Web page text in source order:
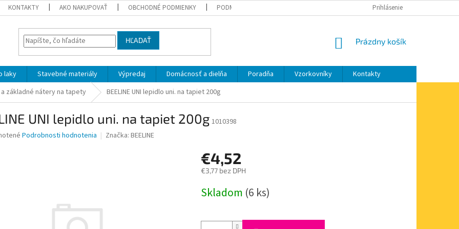
KONTAKTY AKO NAKUPOVAŤ OBCHODNÉ PODMIENKY PODMIENKY OCHRANY OSOBNÝCH ÚDAJOV MOJA OBJEDNÁVKA
Prihlásenie
HĽADAŤ
NÁKUPNÝ
Prázdny košík
laky Stavebné materiály Výpredaj Domácnosť a dielňa Poradňa Vzorkovníky
Kontakty
základné nátery na tapety BEELINE UNI lepidlo uni. na tapiet 200g
UNI lepidlo uni. na tapiet 200g 1010398
Podrobnosti hodnotenia Značka: BEELINE
€4,52
€3,77 bez DPH
cena:
Skladom (6 ks)